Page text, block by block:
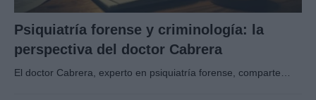
Psiquiatría forense y criminología: la
perspectiva del doctor Cabrera
El doctor Cabrera, experto en psiquiatría forense, comparte…